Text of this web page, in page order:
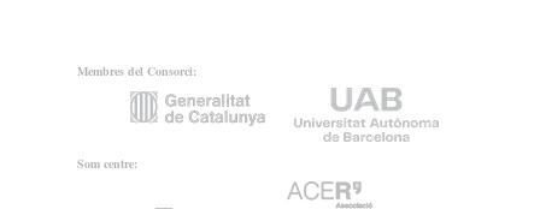
Membres del Consorci:
Som centre: